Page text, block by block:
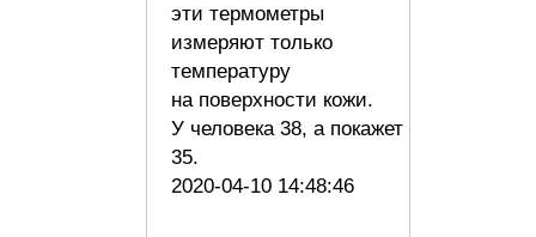
эти термометры
измеряют только
температуру
на поверхности кожи.
У человека 38, а покажет
35.
2020-04-10 14:48:46